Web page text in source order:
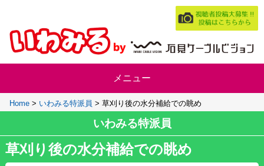
Home > いわみる特派員 > 草刈り後の水分補給での眺め
いわみる特派員
草刈り後の水分補給での眺め